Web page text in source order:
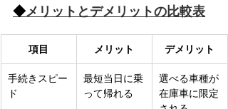
◆メリットとデメリットの比較表
項目 メリット デメリット
手続きスピー
ド
最短当日に乗
って帰れる
選べる車種が
在庫車に限定